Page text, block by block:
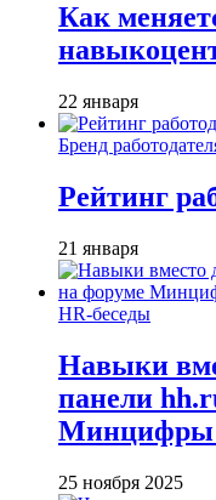
Как
22 января
Бренд
Рейтинг
21 января
HR-беседы
Навыки
панели
Минцифры
25 ноября 2025